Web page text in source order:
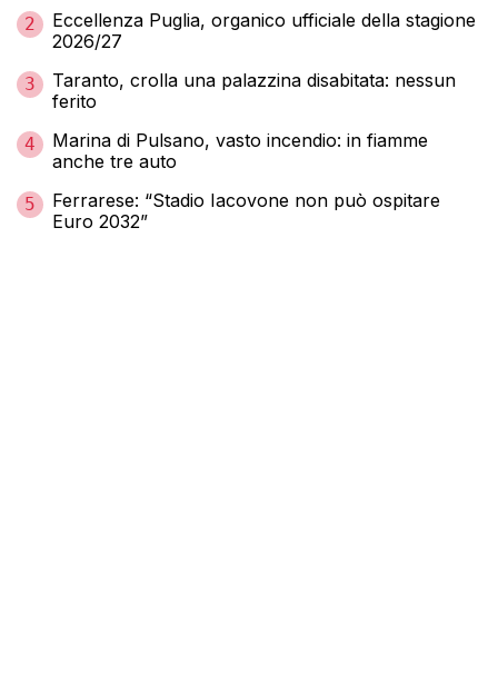
2
Eccellenza Puglia, organico ufficiale della stagione
2026/27
3
Taranto, crolla una palazzina disabitata: nessun
ferito
4
Marina di Pulsano, vasto incendio: in fiamme
anche tre auto
5
Ferrarese: “Stadio Iacovone non può ospitare
Euro 2032”